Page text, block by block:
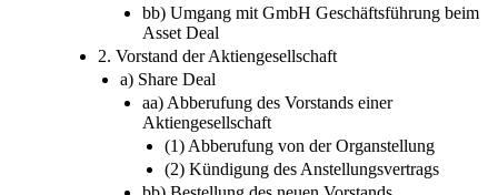
bb) Umgang mit GmbH Geschäftsführung beim
Asset Deal
2. Vorstand der Aktiengesellschaft
a) Share Deal
aa) Abberufung des Vorstands einer
Aktiengesellschaft
(1) Abberufung von der Organstellung
(2) Kündigung des Anstellungsvertrags